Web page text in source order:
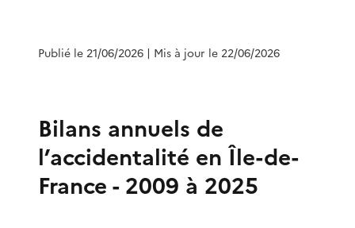
Publié le 21/06/2026 | Mis à jour le 22/06/2026
Bilans annuels de
l’accidentalité en Île-de-
France - 2009 à 2025